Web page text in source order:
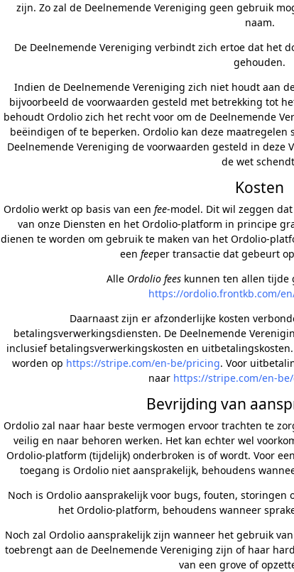
zijn. Zo zal de Deelnemende Vereniging geen gebruik
naam.
De Deelnemende Vereniging verbindt zich ertoe dat het
gehouden.
Indien de Deelnemende Vereniging zich niet houdt aan
bijvoorbeeld de voorwaarden gesteld met betrekking tot
behoudt Ordolio zich het recht voor om de Deelnemende
beëindigen of te beperken. Ordolio kan deze
Deelnemende Vereniging de voorwaarden gesteld in deze
de wet
Kosten
Ordolio werkt op basis van een fee-model. Dit wil zeggen
van onze Diensten en het Ordolio-platform in principe
dienen te worden om gebruik te maken van het Ordolio-
een feeper transactie dat gebeurt
Alle Ordolio feeskunnen ten allen tijde
https://ordolio.frontkb.com/
Daarnaast zijn er afzonderlijke kosten
betalingsverwerkingsdiensten. De Deelnemende
inclusief betalingsverwerkingskosten en
worden op https://stripe.com/en-be/pricing. Voor
naar https://stripe.com/en-
Bevrijding van
Ordolio zal naar haar beste vermogen ervoor trachten te
veilig en naar behoren werken. Het kan echter wel
Ordolio-platform (tijdelijk) onderbroken is of wordt. Voor
toegang is Ordolio niet aansprakelijk, behoudens
Noch is Ordolio aansprakelijk voor bugs, fouten,
het Ordolio-platform, behoudens wanneer
Noch zal Ordolio aansprakelijk zijn wanneer het gebruik
toebrengt aan de Deelnemende Vereniging zijn of haar
van een grove of